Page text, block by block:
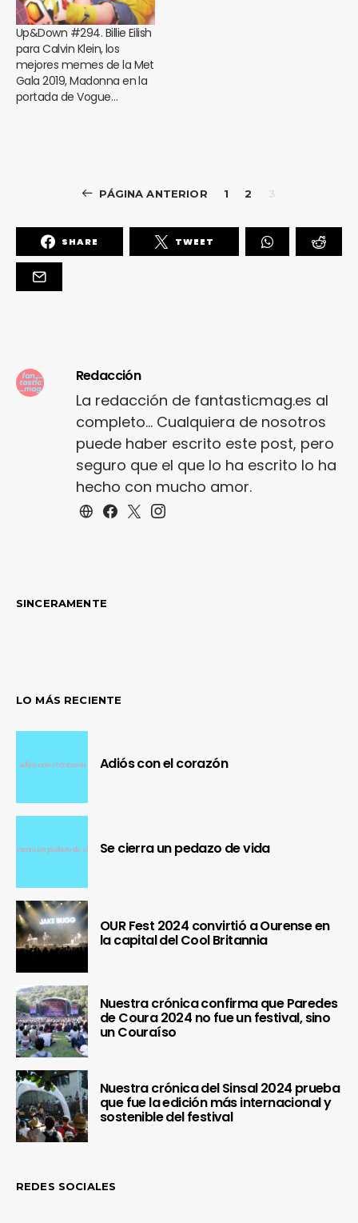
Up&Down #294. Billie Eilish
para Calvin Klein, los
mejores memes de la Met
Gala 2019, Madonna en la
portada de Vogue…
PÁGINA ANTERIOR 1 2 3
SHARE TWEET
Redacción
La redacción de fantasticmag.es al
completo... Cualquiera de nosotros
puede haber escrito este post, pero
seguro que el que lo ha escrito lo ha
hecho con mucho amor.
SINCERAMENTE
LO MÁS RECIENTE
Adiós con el corazón
Se cierra un pedazo de vida
OUR Fest 2024 convirtió a Ourense en
la capital del Cool Britannia
Nuestra crónica confirma que Paredes
de Coura 2024 no fue un festival, sino
un Couraíso
Nuestra crónica del Sinsal 2024 prueba
que fue la edición más internacional y
sostenible del festival
REDES SOCIALES